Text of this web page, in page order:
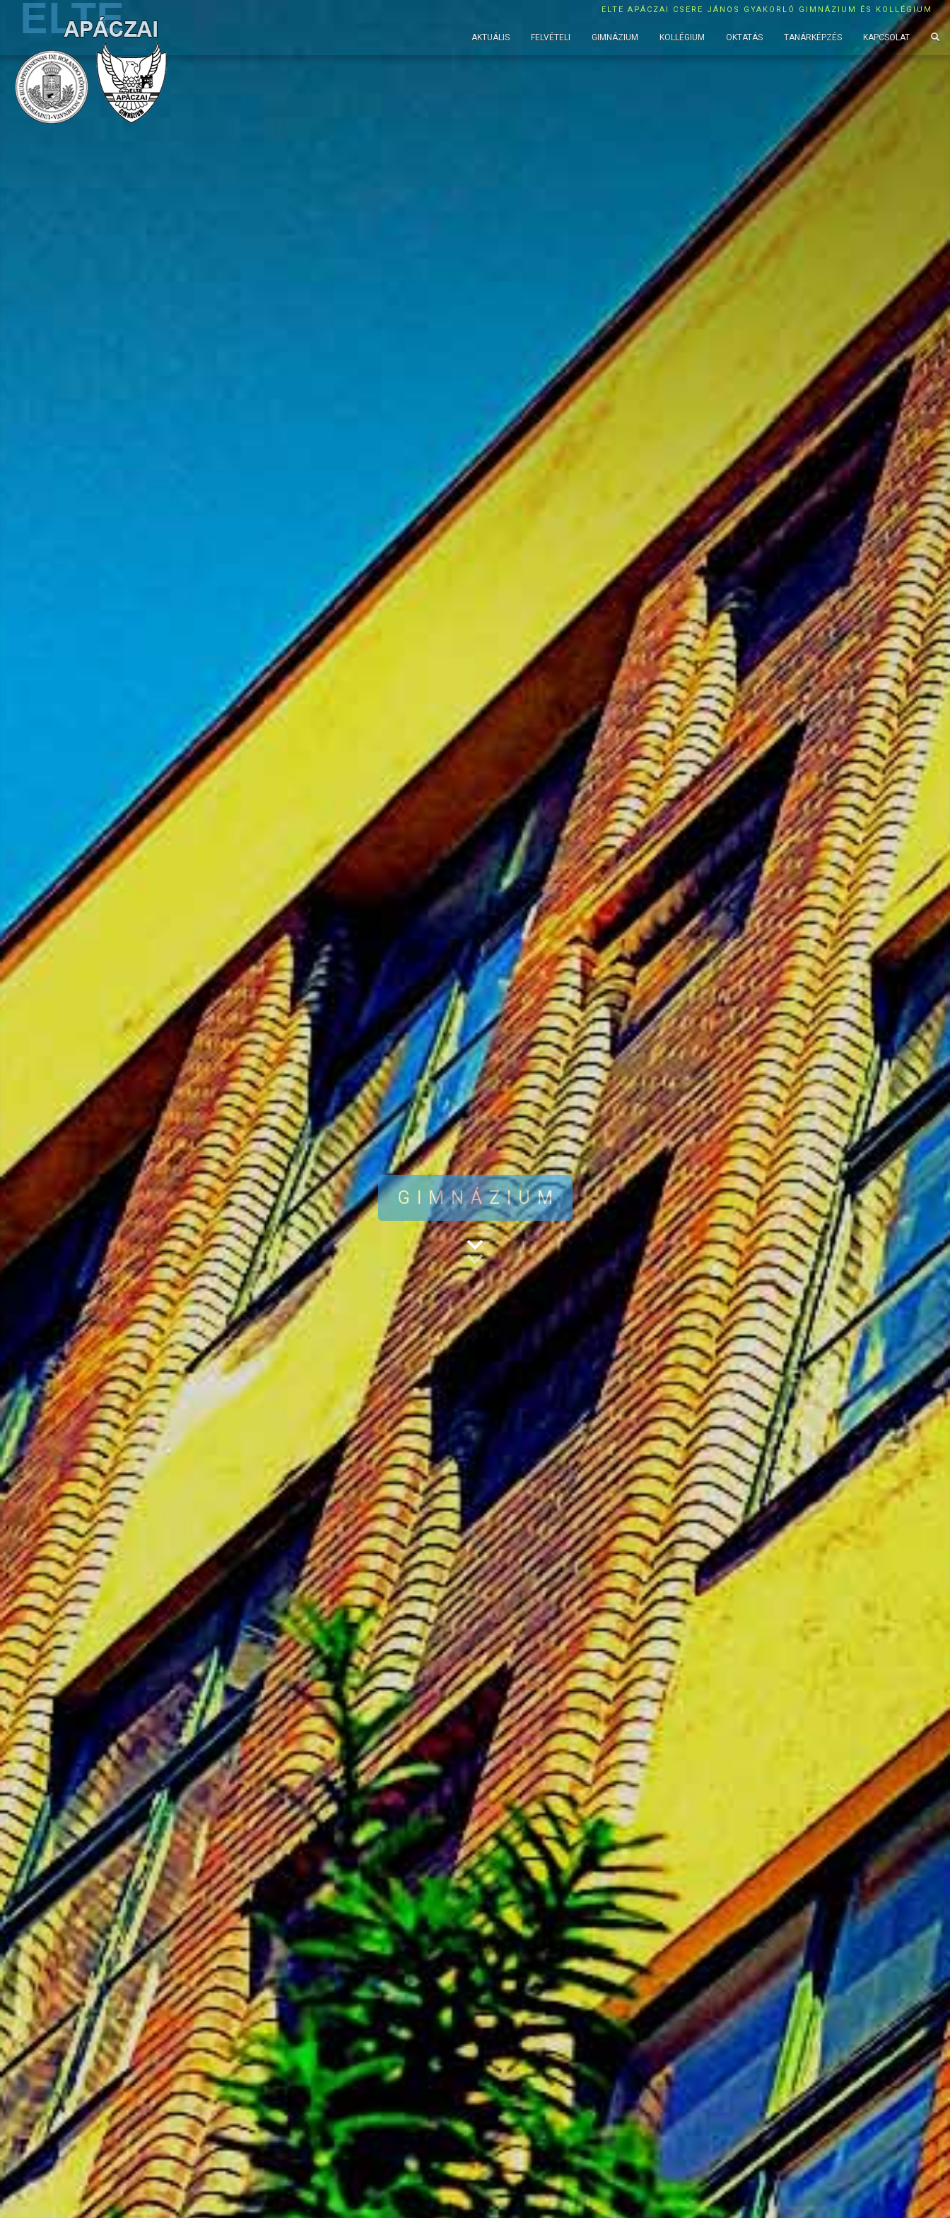
ELTE APÁCZAI CSERE JÁNOS GYAKORLÓ GIMNÁZIUM ÉS KOLLÉGIUM
AKTUÁLIS FELVÉTELI GIMNÁZIUM KOLLÉGIUM OKTATÁS TANÁRKÉPZÉS KAPCSOLAT
GIMNÁZIUM